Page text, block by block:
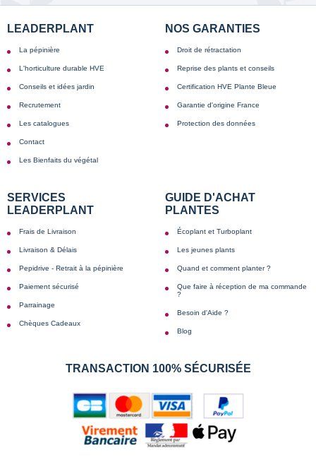
LEADERPLANT
La pépinière
L'horticulture durable HVE
Conseils et idées jardin
Recrutement
Les catalogues
Contact
Les Bienfaits du végétal
NOS GARANTIES
Droit de rétractation
Reprise des plants et conseils
Certification HVE Plante Bleue
Garantie d'origine France
Protection des données
SERVICES
LEADERPLANT
Frais de Livraison
Livraison & Délais
Pepidrive - Retrait à la pépinière
Paiement sécurisé
Parrainage
Chèques Cadeaux
GUIDE D'ACHAT
PLANTES
Écoplant et Turboplant
Les jeunes plants
Quand et comment planter ?
Que faire à réception de ma commande
?
Besoin d'Aide ?
Blog
TRANSACTION 100% SÉCURISÉE